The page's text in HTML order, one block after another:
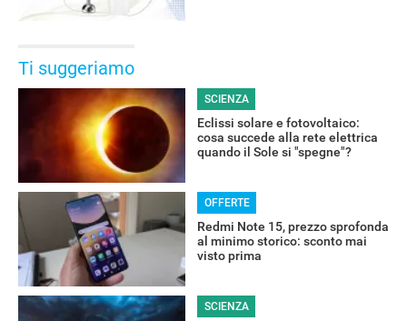
Ti suggeriamo
SCIENZA
Eclissi solare e fotovoltaico:
cosa succede alla rete elettrica
quando il Sole si "spegne"?
OFFERTE
Redmi Note 15, prezzo sprofonda
al minimo storico: sconto mai
visto prima
SCIENZA